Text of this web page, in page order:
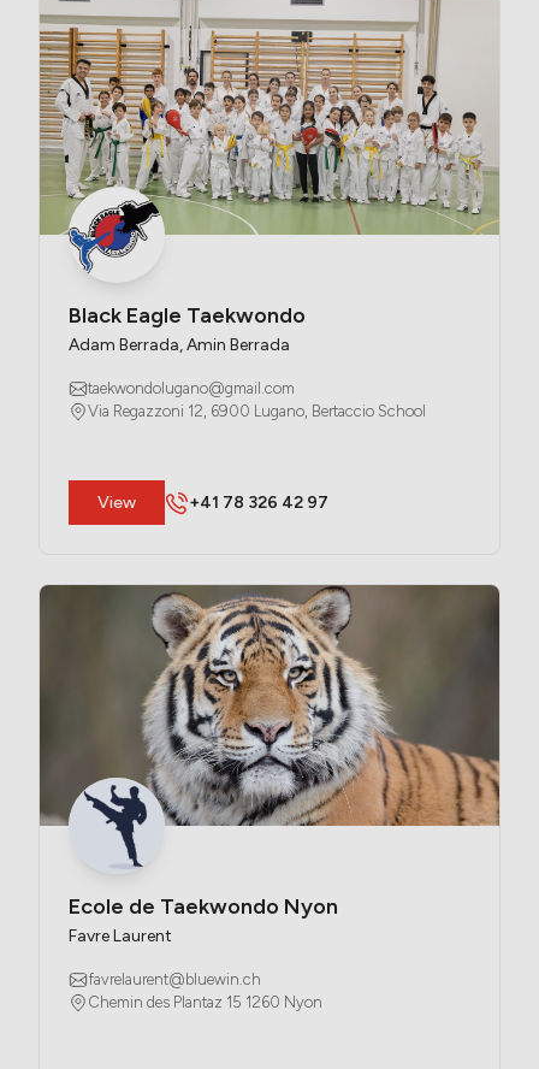
Black Eagle Taekwondo
Adam Berrada, Amin Berrada
taekwondolugano@gmail.com
Via Regazzoni 12, 6900 Lugano, Bertaccio School
​View +41 78 326 42 97
Ecole de Taekwondo Nyon
Favre Laurent
favrelaurent@bluewin.ch
Chemin des Plantaz 15 1260 Nyon